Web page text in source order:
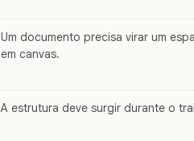
Um documento precisa virar um
em canvas.
A estrutura deve surgir durante o